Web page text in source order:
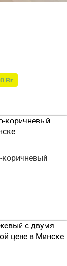
Br
коричневый